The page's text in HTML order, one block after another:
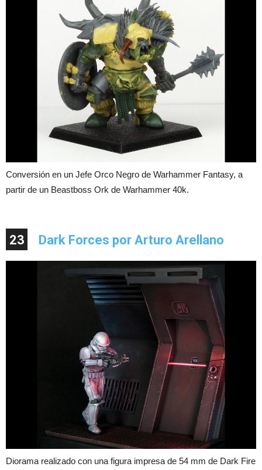
Conversión en un Jefe Orco Negro de Warhammer Fantasy, a
partir de un Beastboss Ork de Warhammer 40k.
23 Dark Forces por Arturo Arellano
Diorama realizado con una figura impresa de 54 mm de Dark Fire